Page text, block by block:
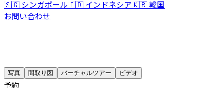
🇸🇬 シンガポール🇮🇩 インドネシア🇰🇷 韓国
お問い合わせ
写真 間取り図 バーチャルツアー ビデオ
予約